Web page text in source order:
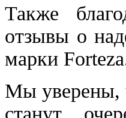
Также
отзывы о
марки
Мы уверены,
станут